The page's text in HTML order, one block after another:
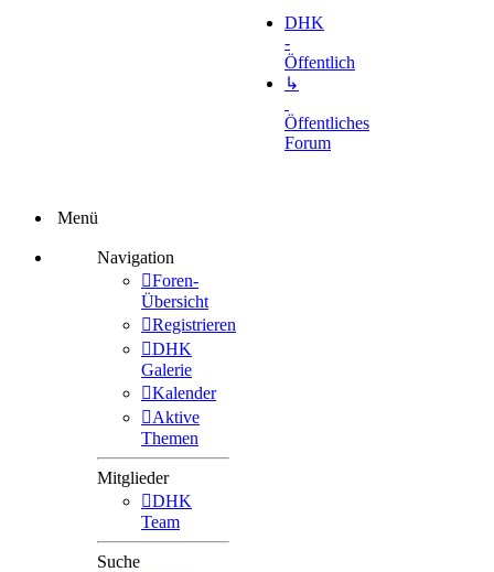
DHK
-
Öffentlich
↳
Öffentliches
Forum
Menü
Navigation
Foren-
Übersicht
Registrieren
DHK
Galerie
Kalender
Aktive
Themen
Mitglieder
DHK
Team
Suche